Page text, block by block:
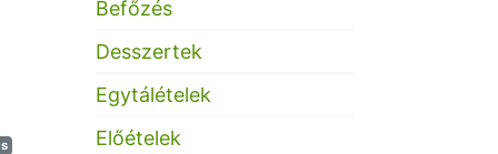
Befőzés
Desszertek
Egytálételek
Előételek